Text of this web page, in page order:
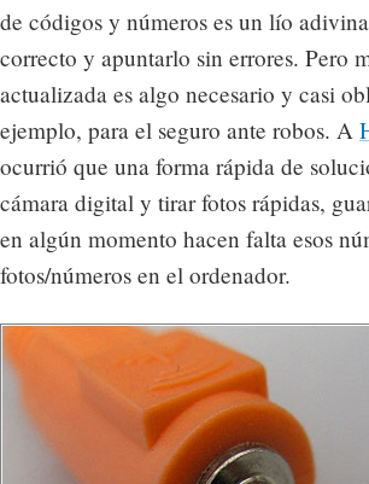
de códigos y números es un lío
correcto y apuntarlo sin errores. Pero
actualizada es algo necesario y casi
ejemplo, para el seguro ante robos. A
ocurrió que una forma rápida de
cámara digital y tirar fotos rápidas,
en algún momento hacen falta esos
fotos/números en el ordenador.